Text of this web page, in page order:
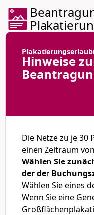
Hinweise
Die Netze zu je
einen Zeitraum
Wählen Sie
der der
Wählen Sie eines
Wenn Sie eine